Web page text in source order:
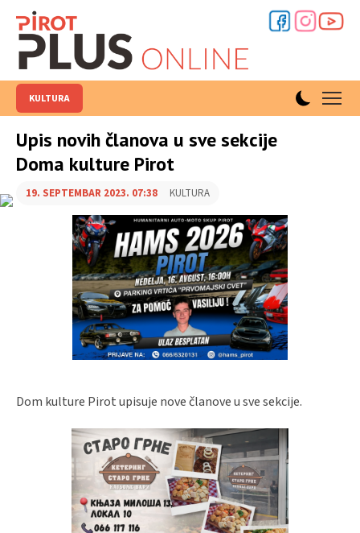
KULTURA
Upis novih članova u sve sekcije
Doma kulture Pirot
19. SEPTEMBAR 2023. 07:38 KULTURA
Dom kulture Pirot upisuje nove članove u sve sekcije.